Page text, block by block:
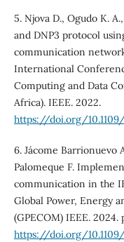
5. Njova D., Ogudo K.
and DNP3 protocol
communication
International
Computing and Data
Africa). IEEE. 2022.
https://doi.org/10.1109/
6. Jácome Barrionuevo
Palomeque F.
communication in the
Global Power, Energy
(GPECOM) IEEE. 2024.
https://doi.org/10.1109/